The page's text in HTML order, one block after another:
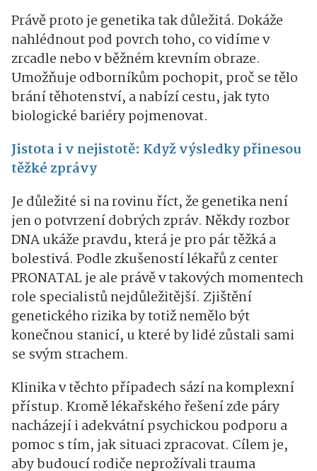
Právě proto je genetika tak důležitá. Dokáže
nahlédnout pod povrch toho, co vidíme v
zrcadle nebo v běžném krevním obraze.
Umožňuje odborníkům pochopit, proč se tělo
brání těhotenství, a nabízí cestu, jak tyto
biologické bariéry pojmenovat.
Jistota i v nejistotě: Když výsledky přinesou
těžké zprávy
Je důležité si na rovinu říct, že genetika není
jen o potvrzení dobrých zpráv. Někdy rozbor
DNA ukáže pravdu, která je pro pár těžká a
bolestivá. Podle zkušeností lékařů z center
PRONATAL je ale právě v takových momentech
role specialistů nejdůležitější. Zjištění
genetického rizika by totiž nemělo být
konečnou stanicí, u které by lidé zůstali sami
se svým strachem.
Klinika v těchto případech sází na komplexní
přístup. Kromě lékařského řešení zde páry
nacházejí i adekvátní psychickou podporu a
pomoc s tím, jak situaci zpracovat. Cílem je,
aby budoucí rodiče neprožívali trauma